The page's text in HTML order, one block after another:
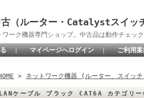
古（ルーター・Catalystスイッ
ーク機器専門ショップ。中古品は動作チェック
｜ マイページへログイン ｜ ご利用案
> ネットワーク機器 (ルーター、スイッチ
LANケーブル ブラック CAT6A カテゴリ